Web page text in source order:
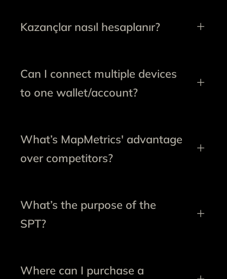
Kazançlar nasıl hesaplanır?
Can I connect multiple devices
to one wallet/account?
What’s MapMetrics' advantage
over competitors?
What’s the purpose of the
SPT?
Where can I purchase a